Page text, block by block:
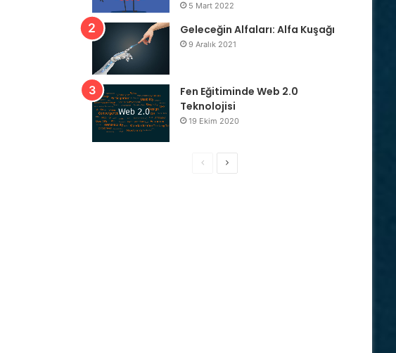
5 Mart 2022
Geleceğin Alfaları: Alfa Kuşağı
9 Aralık 2021
Fen Eğitiminde Web 2.0
Teknolojisi
19 Ekim 2020
Önceki